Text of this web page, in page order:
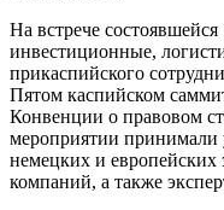
На встрече
инвестиционные,
прикаспийского
Пятом каспийском
Конвенции о правовом
мероприятии принимали
немецких и
компаний, а также